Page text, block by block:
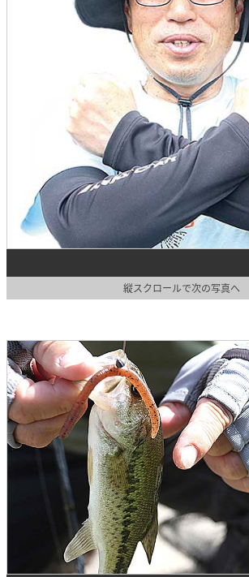
縦スクロールで次の写真へ